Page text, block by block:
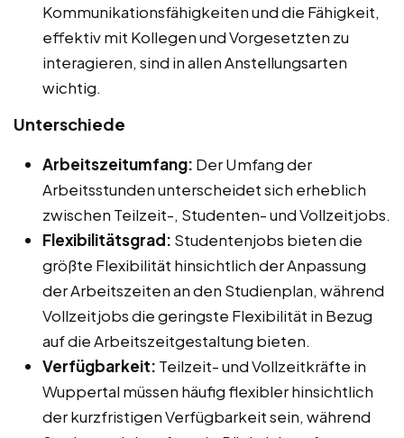
Kommunikationsfähigkeiten und die Fähigkeit,
effektiv mit Kollegen und Vorgesetzten zu
interagieren, sind in allen Anstellungsarten
wichtig.
Unterschiede
Arbeitszeitumfang: Der Umfang der
Arbeitsstunden unterscheidet sich erheblich
zwischen Teilzeit-, Studenten- und Vollzeitjobs.
Flexibilitätsgrad: Studentenjobs bieten die
größte Flexibilität hinsichtlich der Anpassung
der Arbeitszeiten an den Studienplan, während
Vollzeitjobs die geringste Flexibilität in Bezug
auf die Arbeitszeitgestaltung bieten.
Verfügbarkeit: Teilzeit- und Vollzeitkräfte in
Wuppertal müssen häufig flexibler hinsichtlich
der kurzfristigen Verfügbarkeit sein, während